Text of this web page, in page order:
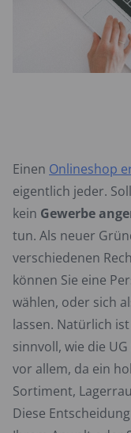
Einen Onlineshop
eigentlich jeder.
kein Gewerbe
tun. Als neuer
verschiedenen
können Sie eine
wählen, oder sich
lassen. Natürlich
sinnvoll, wie die
vor allem, da ein
Sortiment,
Diese